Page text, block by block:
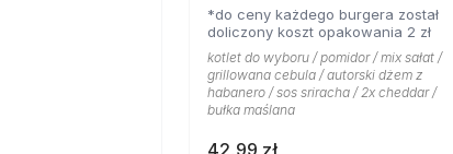
*do ceny każdego burgera został
doliczony koszt opakowania 2 zł
kotlet do wyboru / pomidor / mix sałat /
grillowana cebula / autorski dżem z
habanero / sos sriracha / 2x cheddar /
bułka maślana